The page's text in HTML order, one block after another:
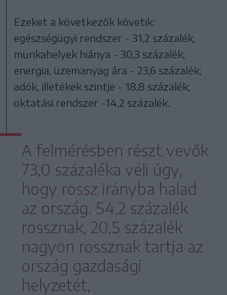
Ezeket a következők követik:
egészségügyi rendszer - 31,2 százalék,
munkahelyek hiánya - 30,3 százalék;
energia, üzemanyag ára - 23,6 százalék;
adók, illetékek szintje - 18,8 százalék;
oktatási rendszer -14,2 százalék.
A felmérésben részt vevők
73,0 százaléka véli úgy,
hogy rossz irányba halad
az ország. 54,2 százalék
rossznak, 20,5 százalék
nagyon rossznak tartja az
ország gazdasági
helyzetét,